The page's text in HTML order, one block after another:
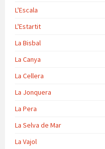
L'Escala
L'Estartit
La Bisbal
La Canya
La Cellera
La Jonquera
La Pera
La Selva de Mar
La Vajol